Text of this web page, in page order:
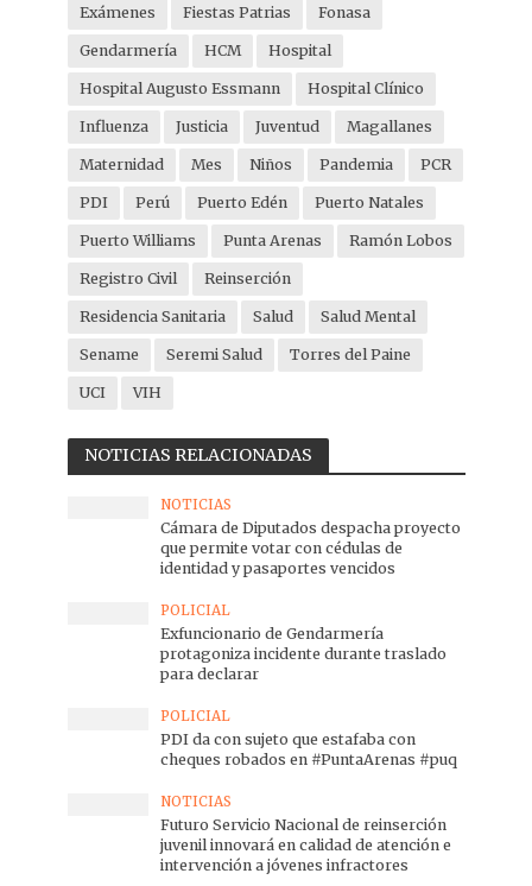
Exámenes Fiestas Patrias Fonasa
Gendarmería HCM Hospital
Hospital Augusto Essmann Hospital Clínico
Influenza Justicia Juventud Magallanes
Maternidad Mes Niños Pandemia PCR
PDI Perú Puerto Edén Puerto Natales
Puerto Williams Punta Arenas Ramón Lobos
Registro Civil Reinserción
Residencia Sanitaria Salud Salud Mental
Sename Seremi Salud Torres del Paine
UCI VIH
NOTICIAS RELACIONADAS
NOTICIAS
Cámara de Diputados despacha proyecto
que permite votar con cédulas de
identidad y pasaportes vencidos
POLICIAL
Exfuncionario de Gendarmería
protagoniza incidente durante traslado
para declarar
POLICIAL
PDI da con sujeto que estafaba con
cheques robados en #PuntaArenas #puq
NOTICIAS
Futuro Servicio Nacional de reinserción
juvenil innovará en calidad de atención e
intervención a jóvenes infractores